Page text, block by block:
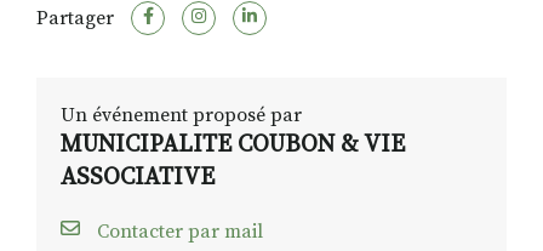
Partager
Un événement proposé par
MUNICIPALITE COUBON & VIE
ASSOCIATIVE
Contacter par mail